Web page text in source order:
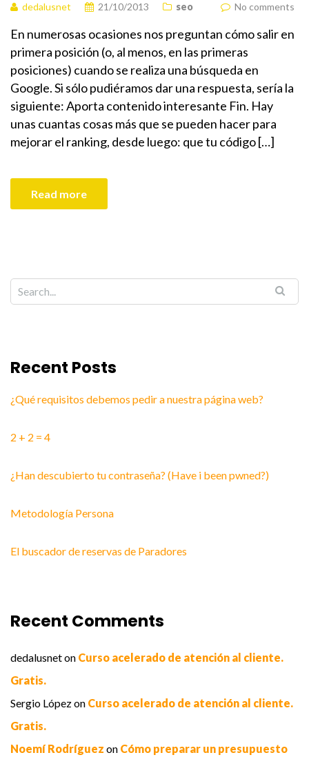
dedalusnet 21/10/2013 seo No comments
En numerosas ocasiones nos preguntan cómo salir en
primera posición (o, al menos, en las primeras
posiciones) cuando se realiza una búsqueda en
Google. Si sólo pudiéramos dar una respuesta, sería la
siguiente: Aporta contenido interesante Fin. Hay
unas cuantas cosas más que se pueden hacer para
mejorar el ranking, desde luego: que tu código […]
Read more
Recent Posts
¿Qué requisitos debemos pedir a nuestra página web?
2 + 2 = 4
¿Han descubierto tu contraseña? (Have i been pwned?)
Metodología Persona
El buscador de reservas de Paradores
Recent Comments
dedalusneton Curso acelerado de atención al cliente.
Gratis.
Sergio Lópezon Curso acelerado de atención al cliente.
Gratis.
Noemí Rodríguez on Cómo preparar un presupuesto